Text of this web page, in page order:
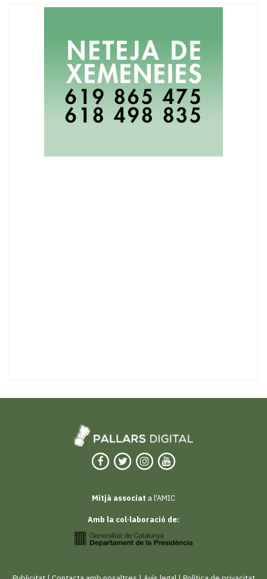
Mitjà associat a l'AMIC
Amb la col·laboració de: